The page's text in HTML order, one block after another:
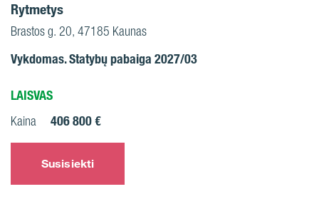
Rytmetys
Brastos g. 20, 47185 Kaunas
Vykdomas. Statybų pabaiga 2027/03
LAISVAS
Kaina 406 800 €
Susisiekti